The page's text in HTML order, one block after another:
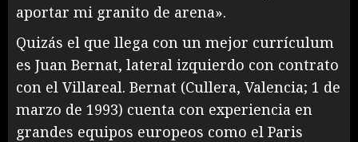
aportar mi granito de arena».
Quizás el que llega con un mejor currículum
es Juan Bernat, lateral izquierdo con contrato
con el Villareal. Bernat (Cullera, Valencia; 1 de
marzo de 1993) cuenta con experiencia en
grandes equipos europeos como el Paris